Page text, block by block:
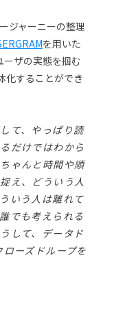
ジャーニーの整理
を用いた
ザの実態を掴む
化することができ
て、やっぱり読
だけではわから
ゃんと時間や順
え、どういう人
いう人は離れて
でも考えられる
して、データド
ーズドループを